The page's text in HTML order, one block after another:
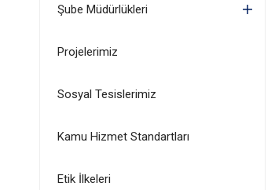
Şube Müdürlükleri
Projelerimiz
Sosyal Tesislerimiz
Kamu Hizmet Standartları
Etik İlkeleri